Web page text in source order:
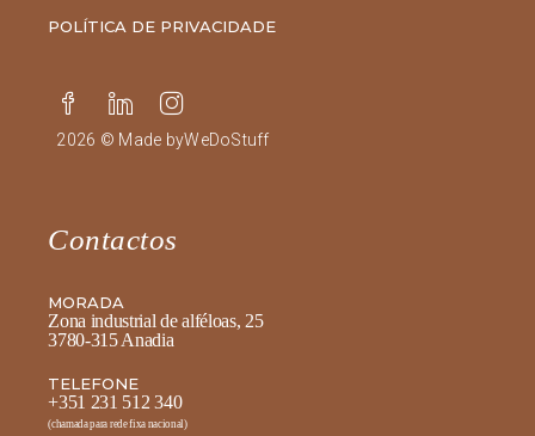
POLÍTICA DE PRIVACIDADE
2026 © Made byWeDoStuff
Contactos
MORADA
Zona industrial de alféloas, 25
3780-315 Anadia
TELEFONE
+351 231 512 340
(chamada para rede fixa nacional)